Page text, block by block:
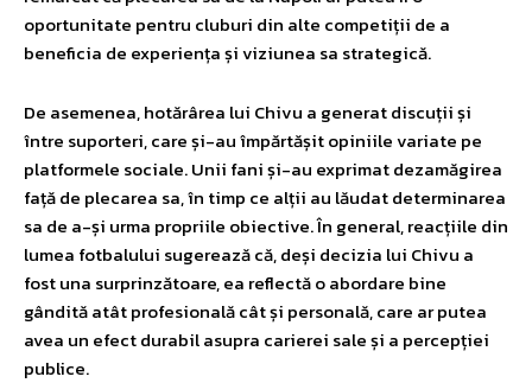
oportunitate pentru cluburi din alte competiții de a
beneficia de experiența și viziunea sa strategică.
De asemenea, hotărârea lui Chivu a generat discuții și
între suporteri, care și-au împărtășit opiniile variate pe
platformele sociale. Unii fani și-au exprimat dezamăgirea
față de plecarea sa, în timp ce alții au lăudat determinarea
sa de a-și urma propriile obiective. În general, reacțiile din
lumea fotbalului sugerează că, deși decizia lui Chivu a
fost una surprinzătoare, ea reflectă o abordare bine
gândită atât profesională cât și personală, care ar putea
avea un efect durabil asupra carierei sale și a percepției
publice.